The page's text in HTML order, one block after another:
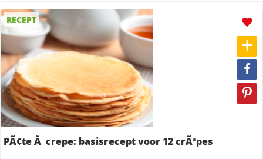
RECEPT
PÃ¢te Ã crepe: basisrecept voor 12 crÃªpes